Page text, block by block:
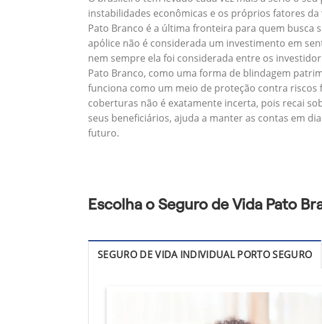
instabilidades econômicas e os próprios fatores
Pato Branco é a última fronteira para quem busca
apólice não é considerada um investimento em
nem sempre ela foi considerada entre os
Pato Branco, como uma forma de blindagem
funciona como um meio de proteção contra riscos
coberturas não é exatamente incerta, pois recai
seus beneficiários, ajuda a manter as contas em
futuro.
Escolha o Seguro de Vida Pato
SEGURO DE VIDA INDIVIDUAL PORTO SEGURO